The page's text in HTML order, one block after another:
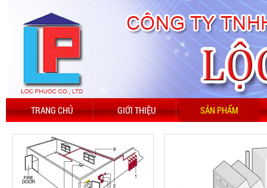
TRANG CHỦ GIỚI THIỆU SẢN PHẨM